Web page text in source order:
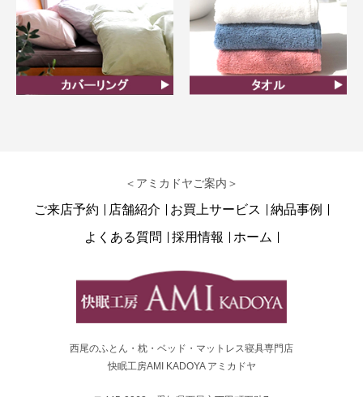
＜アミカドヤご案内＞
ご来店予約 店舗紹介 お買上サービス
納品事例
よくある質問
採用情報 ホーム
西尾のふとん・枕・ベッド・マットレス寝具専門店
快眠工房AMI KADOYA アミカドヤ